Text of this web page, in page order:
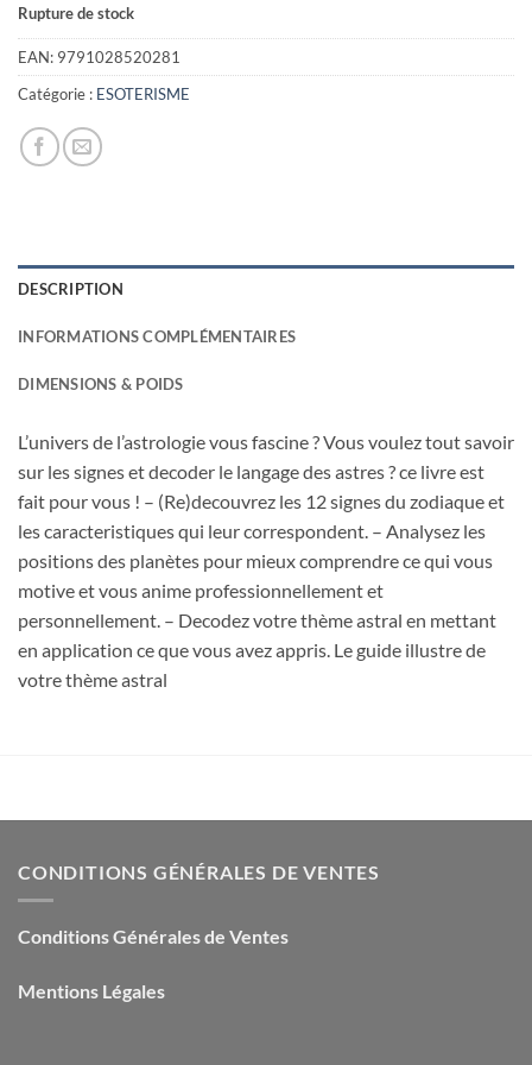
initial
était :
14,90€.
actuel
5,00€.
Rupture de stock
EAN: 9791028520281
Catégorie : ESOTERISME
DESCRIPTION
INFORMATIONS COMPLÉMENTAIRES
DIMENSIONS & POIDS
L’univers de l’astrologie vous fascine ? Vous voulez tout savoir
sur les signes et decoder le langage des astres ? ce livre est
fait pour vous ! – (Re)decouvrez les 12 signes du zodiaque et
les caracteristiques qui leur correspondent. – Analysez les
positions des planètes pour mieux comprendre ce qui vous
motive et vous anime professionnellement et
personnellement. – Decodez votre thème astral en mettant
en application ce que vous avez appris. Le guide illustre de
votre thème astral
CONDITIONS GÉNÉRALES DE VENTES
Conditions Générales de Ventes
Mentions Légales